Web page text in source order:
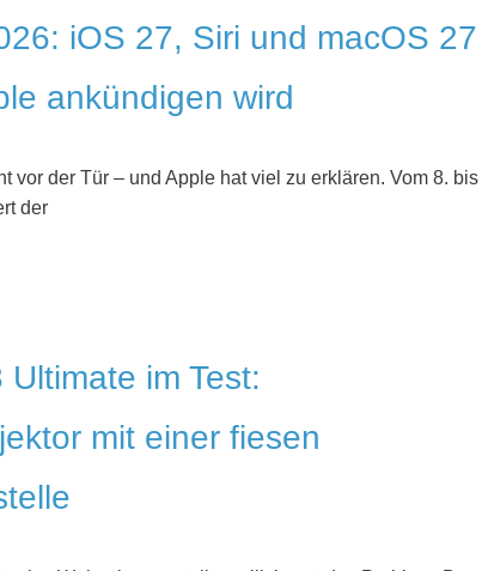
iOS 27, Siri und macOS 27
ankündigen wird
vor der Tür – und Apple hat viel zu erklären. Vom 8. bis
der
Ultimate im Test:
mit einer fiesen